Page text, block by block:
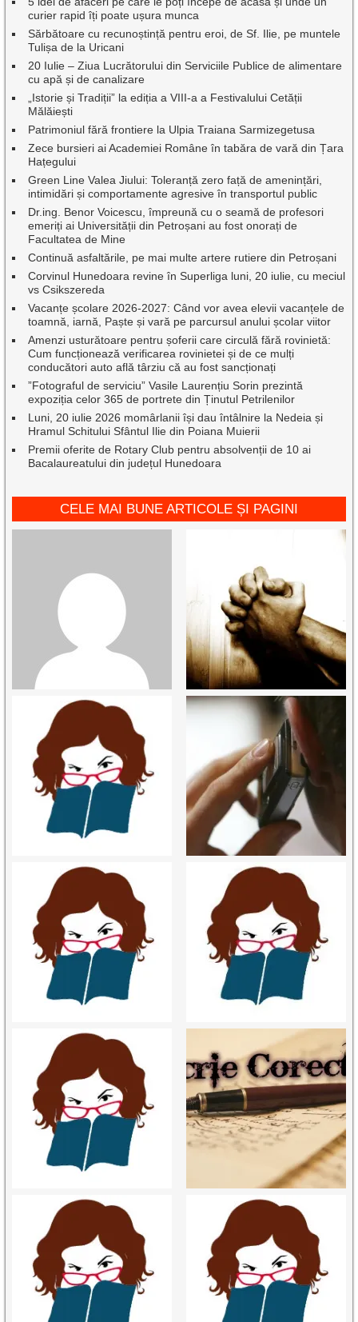
curier rapid îți poate ușura munca
Sărbătoare cu recunoștință pentru eroi, de Sf. Ilie, pe muntele
Tulișa de la Uricani
20 Iulie – Ziua Lucrătorului din Serviciile Publice de alimentare
cu apă și de canalizare
„Istorie și Tradiții” la ediția a VIII-a a Festivalului Cetății
Mălăiești
Patrimoniul fără frontiere la Ulpia Traiana Sarmizegetusa
Zece bursieri ai Academiei Române în tabăra de vară din Țara
Hațegului
Green Line Valea Jiului: Toleranță zero față de amenințări,
intimidări și comportamente agresive în transportul public
Dr.ing. Benor Voicescu, împreună cu o seamă de profesori
emeriți ai Universității din Petroșani au fost onorați de
Facultatea de Mine
Continuă asfaltările, pe mai multe artere rutiere din Petroșani
Corvinul Hunedoara revine în Superliga luni, 20 iulie, cu meciul
vs Csikszereda
Vacanțe școlare 2026-2027: Când vor avea elevii vacanțele de
toamnă, iarnă, Paște și vară pe parcursul anului școlar viitor
Amenzi usturătoare pentru șoferii care circulă fără rovinietă:
Cum funcționează verificarea rovinietei și de ce mulți
conducători auto află târziu că au fost sancționați
”Fotograful de serviciu” Vasile Laurențiu Sorin prezintă
expoziția celor 365 de portrete din Ținutul Petrilenilor
Luni, 20 iulie 2026 momârlanii își dau întâlnire la Nedeia și
Hramul Schitului Sfântul Ilie din Poiana Muierii
Premii oferite de Rotary Club pentru absolvenții de 10 ai
Bacalaureatului din județul Hunedoara
CELE MAI BUNE ARTICOLE ȘI PAGINI